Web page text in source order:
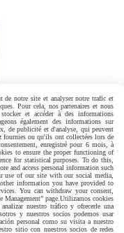
de notre site et analyser notre trafic et
Pour cela, nos partenaires et nous
et accéder à des informations
également des informations sur
de publicité et d'analyse, qui peuvent
fournies ou qu'ils ont collectées lors de
enregistré pour 6 mois, à
to ensure the proper functioning of
for statistical purposes. To do this,
and access personal information such
use of our site with our social media,
information you have provided to
You can withdraw your consent,
page. Utilizamos cookies
nuestro tráfico y ofrecerle una
y nuestros socios podemos usar
personal como su visita a nuestro
sitio con nuestros socios de redes